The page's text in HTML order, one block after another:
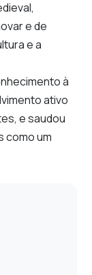
e de
e a
à
ativo
e saudou
como um